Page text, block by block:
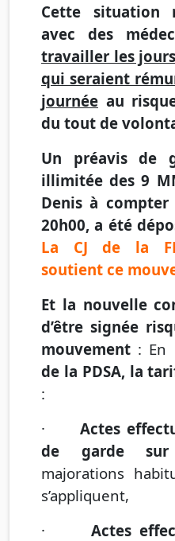
Cette situation
avec des
travailler les
qui seraient
journée au
du tout de
Un préavis de
illimitée des 9
Denis à
20h00, a été
La CJ de la
soutient ce
Et la nouvelle
d’être signée
mouvement : En
de la PDSA, la
:
·Actes
de garde sur
majorations
s’appliquent,
·Actes